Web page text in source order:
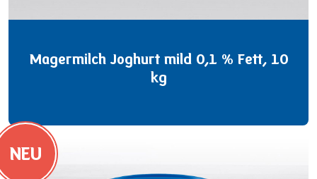
Magermilch Joghurt mild 0,1 % Fett, 10
kg
NEU